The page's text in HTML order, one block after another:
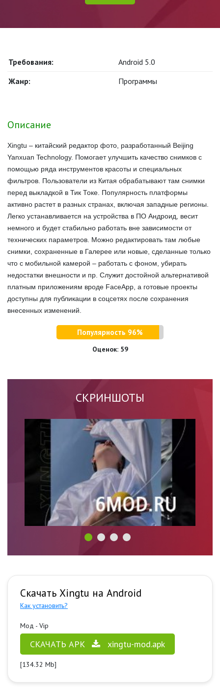
Требования:
Android 5.0
Жанр:
Программы
Описание
Xingtu – китайский редактор фото, разработанный Beijing
Yanxuan Technology. Помогает улучшить качество снимков с
помощью ряда инструментов красоты и специальных
фильтров. Пользователи из Китая обрабатывают там снимки
перед выкладкой в Тик Токе. Популярность платформы
активно растет в разных странах, включая западные регионы.
Легко устанавливается на устройства в ПО Андроид, весит
немного и будет стабильно работать вне зависимости от
технических параметров. Можно редактировать там любые
снимки, сохраненные в Галерее или новые, сделанные только
что с мобильной камерой – работать с фоном, убирать
недостатки внешности и пр. Служит достойной альтернативой
платным приложениям вроде FaceApp, а готовые проекты
доступны для публикации в соцсетях после сохранения
внесенных изменений.
Популярность 96%
Оценок: 59
СКРИНШОТЫ
Скачать Xingtu на Android
Как установить?
Мод - Vip
СКАЧАТЬ APK xingtu-mod.apk
[134.32 Mb]